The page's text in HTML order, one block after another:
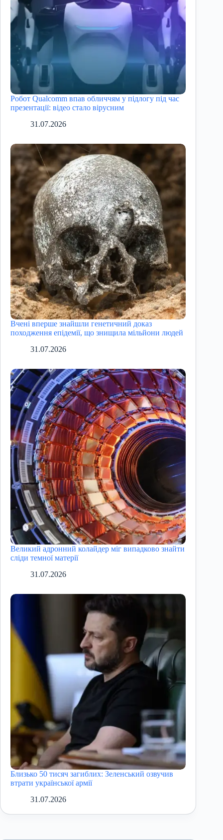
Робот Qualcomm впав обличчям у підлогу під час
презентації: відео стало вірусним
31.07.2026
Вчені вперше знайшли генетичний доказ
походження епідемії, що знищила мільйони людей
31.07.2026
Великий адронний колайдер міг випадково знайти
сліди темної матерії
31.07.2026
Близько 50 тисяч загиблих: Зеленський озвучив
втрати української армії
31.07.2026